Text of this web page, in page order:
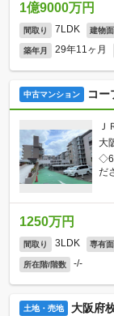
1億9000万円
間取り 7LDK 建物
築年月 29年11ヶ月
中古マンション コー
Ｊ
大
だ
1250万円
間取り 3LDK 専有
所在階/階数 -/-
土地・売地 大阪府